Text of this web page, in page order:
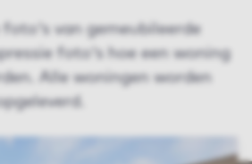
van gemeubileerde
foto's hoe een woning
Alle woningen worden